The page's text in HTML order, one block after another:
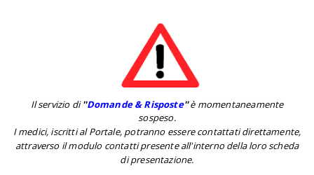
Il servizio di''Domande & Risposte''è momentaneamente
sospeso.
I medici, iscritti al Portale, potranno essere contattati direttamente,
attraverso il modulo contatti presente all'interno della loro scheda
di presentazione.